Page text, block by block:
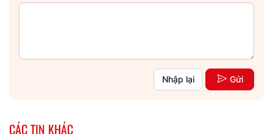
Nhập lại Gửi
CÁC TIN KHÁC